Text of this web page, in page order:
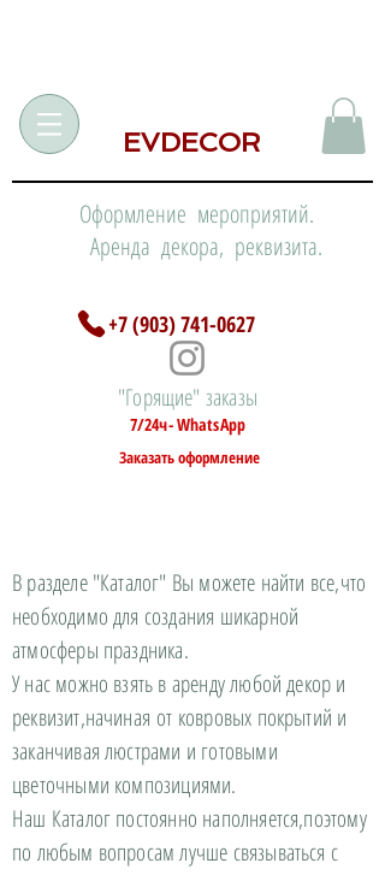
EVDECOR
Оформление мероприятий.
Аренда декора, реквизита.
+7 (903) 741-0627
"Горящие" заказы
7/24ч- WhatsApp
Заказать оформление
В разделе "Каталог" Вы можете найти все,что
необходимо для создания шикарной
атмосферы праздника.
У нас можно взять в аренду любой декор и
реквизит,начиная от ковровых покрытий и
заканчивая люстрами и готовыми
цветочными композициями.
Наш Каталог постоянно наполняется,поэтому
по любым вопросам лучше связываться с